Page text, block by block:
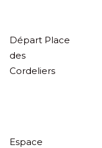
Départ Place
des
Cordeliers
Espace